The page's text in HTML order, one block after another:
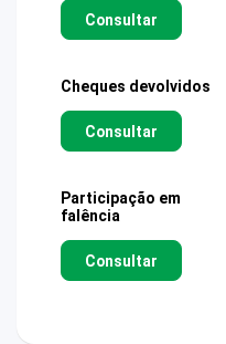
Consultar
Cheques devolvidos
Consultar
Participação em
falência
Consultar